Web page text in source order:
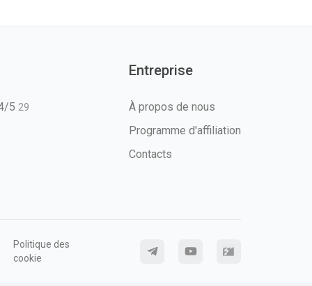
5 29
Entreprise
À propos de nous
Programme d'affiliation
Contacts
Politique des
cookie